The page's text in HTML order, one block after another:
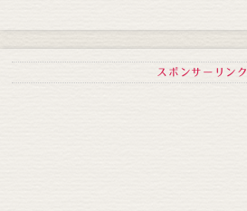
スポンサーリンク